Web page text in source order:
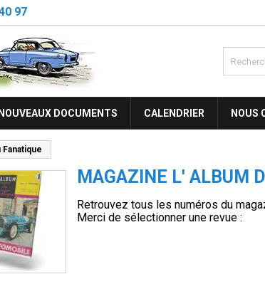
97
NOUVEAUX DOCUMENTS CALENDRIER NOUS
Fanatique
MAGAZINE L' ALBUM
Retrouvez tous les numéros du
Merci de sélectionner une revue :